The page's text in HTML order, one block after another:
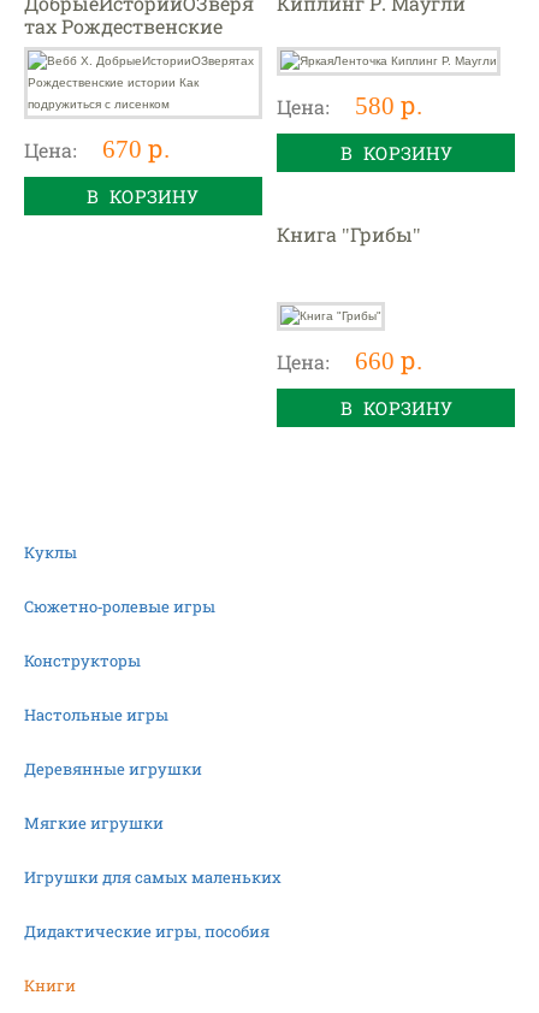
тах Рождественские
истории Как
подружиться с
лисенком
Цена: 670 р.
В КОРЗИНУ
Цена: 580 р.
В КОРЗИНУ
Книга "Грибы"
Цена: 660 р.
В КОРЗИНУ
Куклы
Сюжетно-ролевые игры
Конструкторы
Настольные игры
Деревянные игрушки
Мягкие игрушки
Игрушки для самых маленьких
Дидактические игры, пособия
Книги